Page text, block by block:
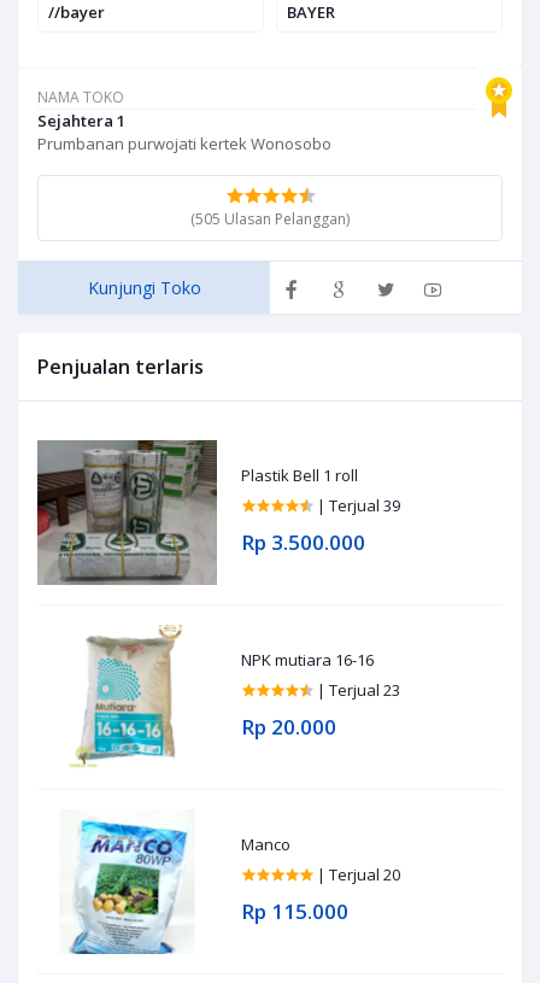
NAMA TOKO
Sejahtera 1
Prumbanan purwojati kertek Wonosobo
(505 Ulasan Pelanggan)
Kunjungi Toko
Penjualan terlaris
Plastik Bell 1 roll
| Terjual 39
Rp 3.500.000
NPK mutiara 16-16
| Terjual 23
Rp 20.000
Manco
| Terjual 20
Rp 115.000
//bayer
BAYER